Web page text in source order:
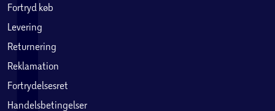
Fortryd køb
Levering
Returnering
Reklamation
Fortrydelsesret
Handelsbetingelser